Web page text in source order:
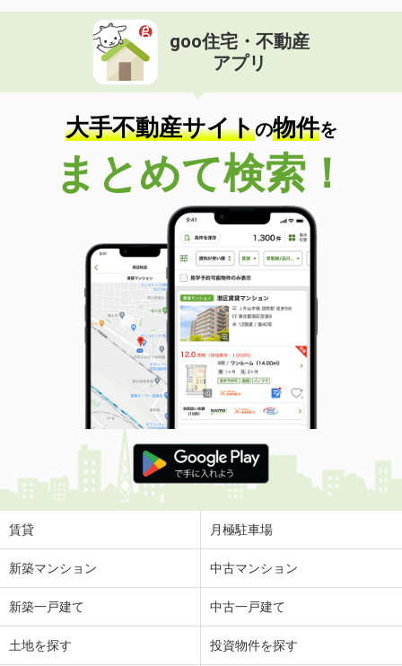
goo住宅・不動産
アプリ
大手不動産サイトの物件を
まとめて検索！
賃貸 月極駐車場
新築マンション 中古マンション
新築一戸建て 中古一戸建て
土地を探す 投資物件を探す